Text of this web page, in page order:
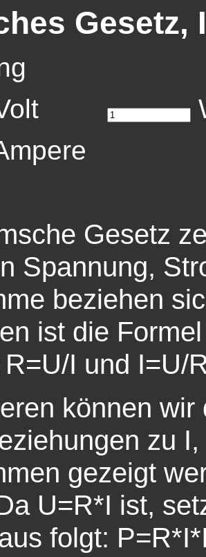
Gesetz,
Gesetz
Spannung,
beziehen
ist die
I und I=U/
können
zu
gezeigt
U=R*I ist,
folgt: